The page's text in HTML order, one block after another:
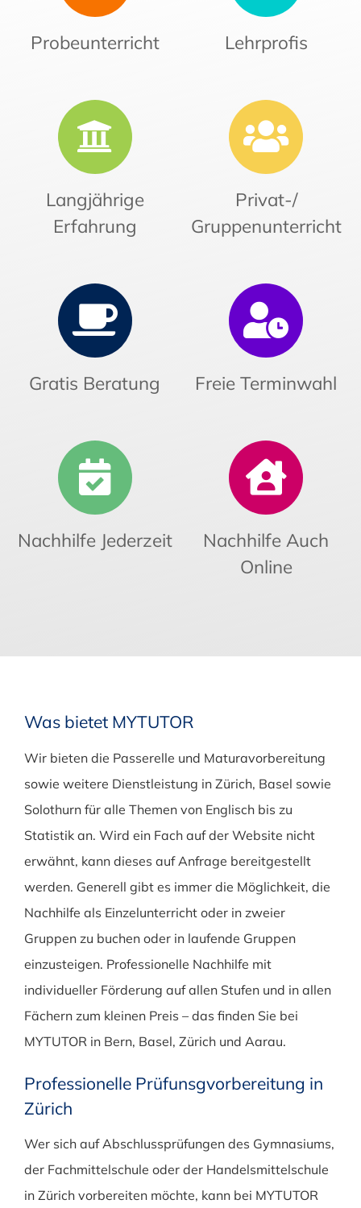
Probeunterricht
Langjährige
Erfahrung
Gratis Beratung
Nachhilfe Jederzeit
Lehrprofis
Privat-/
Gruppenunterricht
Freie Terminwahl
Nachhilfe Auch
Online
Was bietet MYTUTOR
Wir bieten die Passerelle und Maturavorbereitung
sowie weitere Dienstleistung in Zürich, Basel sowie
Solothurn für alle Themen von Englisch bis zu
Statistik an. Wird ein Fach auf der Website nicht
erwähnt, kann dieses auf Anfrage bereitgestellt
werden. Generell gibt es immer die Möglichkeit, die
Nachhilfe als Einzelunterricht oder in zweier
Gruppen zu buchen oder in laufende Gruppen
einzusteigen. Professionelle Nachhilfe mit
individueller Förderung auf allen Stufen und in allen
Fächern zum kleinen Preis – das finden Sie bei
MYTUTOR in Bern, Basel, Zürich und Aarau.
Professionelle Prüfunsgvorbereitung in
Zürich
Wer sich auf Abschlussprüfungen des Gymnasiums,
der Fachmittelschule oder der Handelsmittelschule
in Zürich vorbereiten möchte, kann bei MYTUTOR